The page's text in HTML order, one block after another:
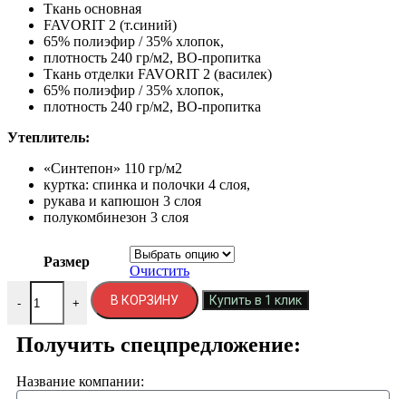
Ткань основная
FAVORIT 2 (т.синий)
65% полиэфир / 35% хлопок,
плотность 240 гр/м2, ВО-пропитка
Ткань отделки FAVORIT 2 (василек)
65% полиэфир / 35% хлопок,
плотность 240 гр/м2, ВО-пропитка
Утеплитель:
«Синтепон» 110 гр/м2
куртка: спинка и полочки 4 слоя,
рукава и капюшон 3 слоя
полукомбинезон 3 слоя
Размер
Очистить
- + В КОРЗИНУ Купить в 1 клик
Получить спецпредложение:
Название компании: